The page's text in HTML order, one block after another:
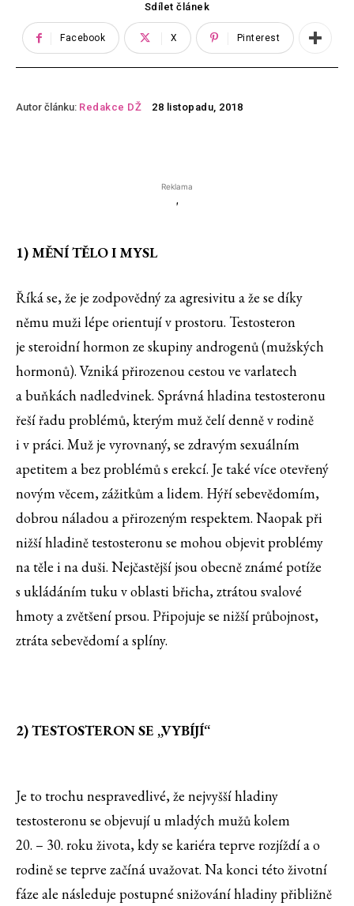
Sdílet článek
Facebook X Pinterest
Autor článku: Redakce DŽ 28 listopadu, 2018
Reklama
'
1) MĚNÍ TĚLO I MYSL
Říká se, že je zodpovědný za agresivitu a že se díky
němu muži lépe orientují v prostoru. Testosteron
je steroidní hormon ze skupiny androgenů (mužských
hormonů). Vzniká přirozenou cestou ve varlatech
a buňkách nadledvinek. Správná hladina testosteronu
řeší řadu problémů, kterým muž čelí denně v rodině
i v práci. Muž je vyrovnaný, se zdravým sexuálním
apetitem a bez problémů s erekcí. Je také více otevřený
novým věcem, zážitkům a lidem. Hýří sebevědomím,
dobrou náladou a přirozeným respektem. Naopak při
nižší hladině testosteronu se mohou objevit problémy
na těle i na duši. Nejčastější jsou obecně známé potíže
s ukládáním tuku v oblasti břicha, ztrátou svalové
hmoty a zvětšení prsou. Připojuje se nižší průbojnost,
ztráta sebevědomí a splíny.
2) TESTOSTERON SE „VYBÍJÍ“
Je to trochu nespravedlivé, že nejvyšší hladiny
testosteronu se objevují u mladých mužů kolem
20. – 30. roku života, kdy se kariéra teprve rozjíždí a o
rodině se teprve začíná uvažovat. Na konci této životní
fáze ale následuje postupné snižování hladiny přibližně